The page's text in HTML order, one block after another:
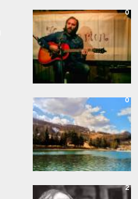
0
0
2